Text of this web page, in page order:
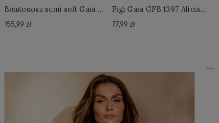
Biustonosz semi soft Gaia BS
155,99 zł
Figi Gaia GFB 1397 Alicia
77,99 zł